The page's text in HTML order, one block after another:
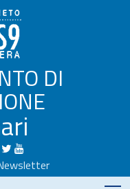
DI